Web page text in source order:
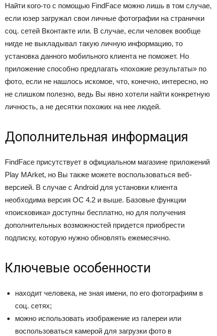
Найти кого-то с помощью FindFace можно лишь в том случае,
если юзер загружал свои личные фотографии на странички
соц. сетей Вконтакте или. В случае, если человек вообще
нигде не выкладывал такую личную информацию, то
установка данного мобильного клиента не поможет. Но
приложение способно предлагать «похожие результаты» по
фото, если не нашлось искомое, что, конечно, интересно, но
не слишком полезно, ведь Вы явно хотели найти конкретную
личность, а не десятки похожих на нее людей.
Дополнительная информация
FindFace присутствует в официальном магазине приложений
Play MArket, но Вы также можете воспользоваться веб-
версией. В случае с Android для установки клиента
необходима версия ОС 4.2 и выше. Базовые функции
«поисковика» доступны бесплатно, но для получения
дополнительных возможностей придется приобрести
подписку, которую нужно обновлять ежемесячно.
Ключевые особенности
находит человека, не зная имени, по его фотографиям в
соц. сетях;
можно использовать изображение из галереи или
воспользоваться камерой для загрузки фото в